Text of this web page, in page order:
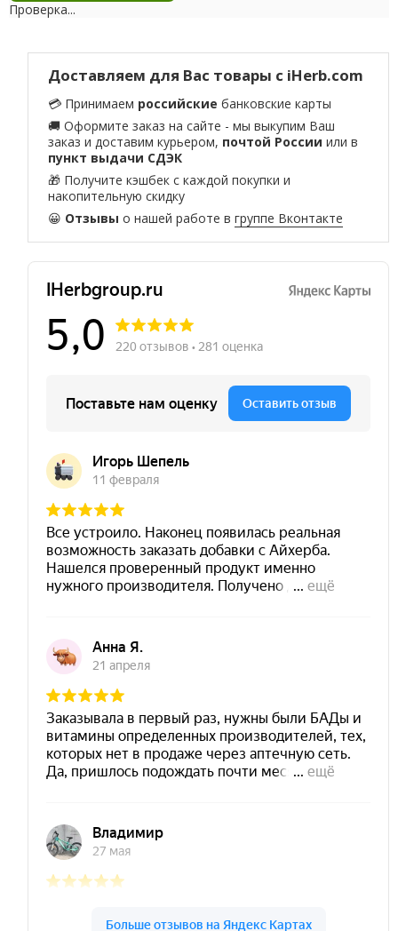
Проверка...
Доставляем для Вас товары с iHerb.com
💳 Принимаем российские банковские карты
🚚 Оформите заказ на сайте - мы выкупим Ваш
заказ и доставим курьером, почтой России или в
пункт выдачи СДЭК
🎁 Получите кэшбек с каждой покупки и
накопительную скидку
😀 Отзывы о нашей работе вгруппе Вконтакте